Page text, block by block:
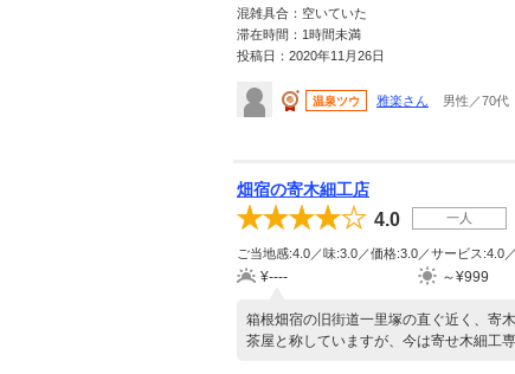
混雑具合：空いていた
滞在時間：1時間未満
投稿日：2020年11月26日
温泉ツウ 雅楽さん 男性／70代
畑宿の寄木細工店
4.0 一人
ご当地感:4.0／味:3.0／価格:3.0／サービス:4.0
¥---- ～¥999
箱根畑宿の旧街道一里塚の直ぐ近く、寄
茶屋と称していますが、今は寄せ木細工専